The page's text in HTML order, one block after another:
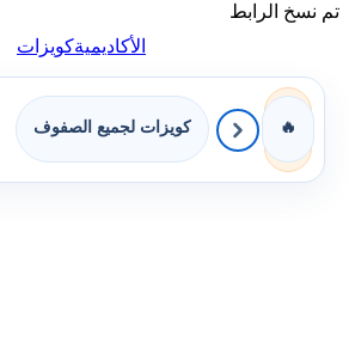
نسخ الرابط
الأكاديميةكويزات
كويزات لجميع الصفوف